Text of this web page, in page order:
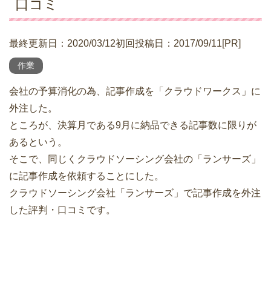
口コミ
最終更新日：2020/03/12初回投稿日：2017/09/11[PR]
作業
会社の予算消化の為、記事作成を「クラウドワークス」に
外注した。
ところが、決算月である9月に納品できる記事数に限りが
あるという。
そこで、同じくクラウドソーシング会社の「ランサーズ」
に記事作成を依頼することにした。
クラウドソーシング会社「ランサーズ」で記事作成を外注
した評判・口コミです。